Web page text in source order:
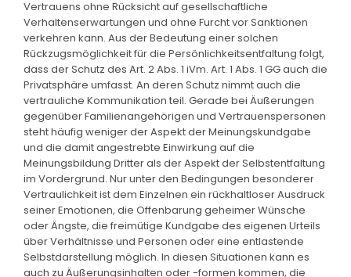
Vertrauens ohne Rücksicht auf gesellschaftliche
Verhaltenserwartungen und ohne Furcht vor Sanktionen
verkehren kann. Aus der Bedeutung einer solchen
Rückzugsmöglichkeit für die Persönlichkeitsentfaltung folgt,
dass der Schutz des Art. 2 Abs. 1 iVm. Art. 1 Abs. 1 GG auch die
Privatsphäre umfasst. An deren Schutz nimmt auch die
vertrauliche Kommunikation teil. Gerade bei Äußerungen
gegenüber Familienangehörigen und Vertrauenspersonen
steht häufig weniger der Aspekt der Meinungskundgabe
und die damit angestrebte Einwirkung auf die
Meinungsbildung Dritter als der Aspekt der Selbstentfaltung
im Vordergrund. Nur unter den Bedingungen besonderer
Vertraulichkeit ist dem Einzelnen ein rückhaltloser Ausdruck
seiner Emotionen, die Offenbarung geheimer Wünsche
oder Ängste, die freimütige Kundgabe des eigenen Urteils
über Verhältnisse und Personen oder eine entlastende
Selbstdarstellung möglich. In diesen Situationen kann es
auch zu Äußerungsinhalten oder -formen kommen, die